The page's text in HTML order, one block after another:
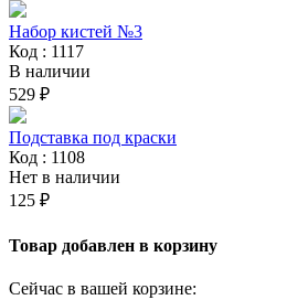
Набор кистей №3
Код : 1117
В наличии
529 ₽
Подставка под краски
Код : 1108
Нет в наличии
125 ₽
Товар добавлен в корзину
Сейчас в вашей корзине: